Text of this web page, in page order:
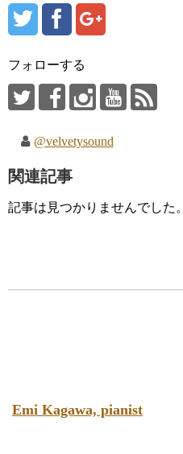
フォローする
@velvetysound
関連記事
記事は見つかりませんでした。
Emi Kagawa, pianist